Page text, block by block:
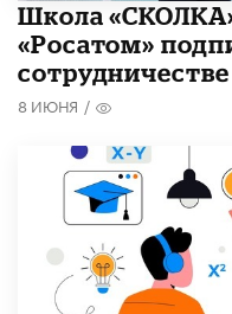
Школа
«Росатом»
сотрудничестве
8 ИЮНЯ /